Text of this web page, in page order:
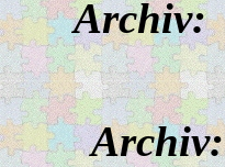
Archiv:
Archiv: